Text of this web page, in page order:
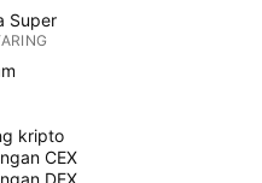
Super
kripto
CEX
DEX